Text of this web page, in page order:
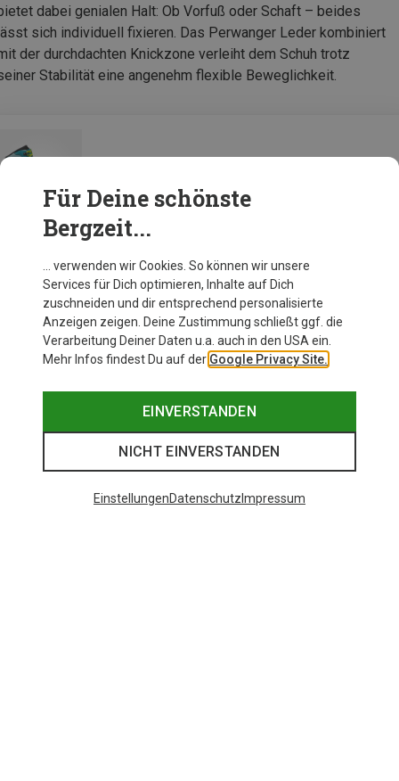
dabei genialen Halt: Ob Vorfuß oder Schaft – beides
sich individuell fixieren. Das Perwanger Leder kombiniert
der durchdachten Knickzone verleiht dem Schuh trotz
Stabilität eine angenehm flexible Beweglichkeit.
Zur Produktseite
Für Deine schönste
Bergzeit...
… verwenden wir Cookies. So können wir unsere
Services für Dich optimieren, Inhalte auf Dich
zuschneiden und dir entsprechend personalisierte
Anzeigen zeigen. Deine Zustimmung schließt ggf. die
Verarbeitung Deiner Daten u.a. auch in den USA ein.
Mehr Infos findest Du auf der Google Privacy Site.
EINVERSTANDEN
NICHT EINVERSTANDEN
EinstellungenDatenschutz Impressum